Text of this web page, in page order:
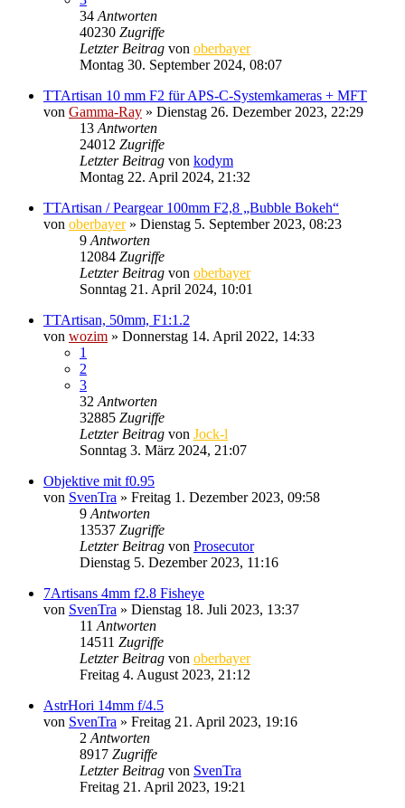
34 Antworten
40230 Zugriffe
Letzter Beitrag von oberbayer
Montag 30. September 2024, 08:07
TTArtisan 10 mm F2 für APS-C-Systemkameras + MFT
von Gamma-Ray » Dienstag 26. Dezember 2023, 22:29
13 Antworten
24012 Zugriffe
Letzter Beitrag von kodym
Montag 22. April 2024, 21:32
TTArtisan / Peargear 100mm F2,8 „Bubble Bokeh“
von oberbayer» Dienstag 5. September 2023, 08:23
9 Antworten
12084 Zugriffe
Letzter Beitrag von oberbayer
Sonntag 21. April 2024, 10:01
TTArtisan, 50mm, F1:1.2
von wozim » Donnerstag 14. April 2022, 14:33
1
2
3
32 Antworten
32885 Zugriffe
Letzter Beitrag von Jock-l
Sonntag 3. März 2024, 21:07
Objektive mit f0.95
von SvenTra » Freitag 1. Dezember 2023, 09:58
9 Antworten
13537 Zugriffe
Letzter Beitrag von Prosecutor
Dienstag 5. Dezember 2023, 11:16
7Artisans 4mm f2.8 Fisheye
von SvenTra » Dienstag 18. Juli 2023, 13:37
11 Antworten
14511 Zugriffe
Letzter Beitrag von oberbayer
Freitag 4. August 2023, 21:12
AstrHori 14mm f/4.5
von SvenTra » Freitag 21. April 2023, 19:16
2 Antworten
8917 Zugriffe
Letzter Beitrag von SvenTra
Freitag 21. April 2023, 19:21